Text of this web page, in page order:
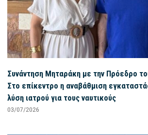
Συνάντηση Μηταράκη με την Πρόεδρο
Στο επίκεντρο η αναβάθμιση
λύση ιατρού για τους ναυτικούς
03/07/2026